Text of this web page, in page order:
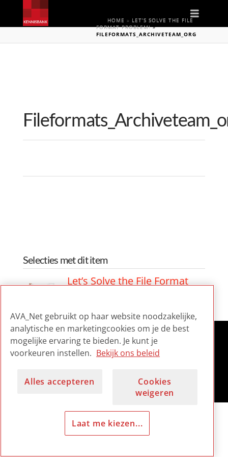
HOME » LET’S SOLVE THE FILE
FORMAT PROBLEM!»
FILEFORMATS_ARCHIVETEAM_ORG
Selecties met dit item
Let’s Solve the File Format
AVA_Net gebruikt op haar website noodzakelijke,
analytische en marketingcookies om je de best
mogelijke ervaring te bieden. Je kunt je
voorkeuren instellen. Bekijk ons beleid
Alles accepteren
Cookies
weigeren
Laat me kiezen...